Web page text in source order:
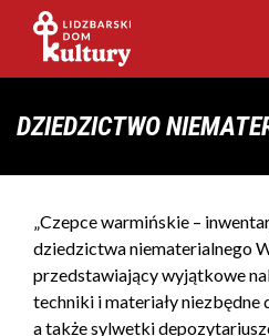
DZIEDZICTWO
„Czepce warmińskie –
dziedzictwa niematerialnego
przedstawiający wyjątkowe
techniki i materiały niezbędne
a także sylwetki